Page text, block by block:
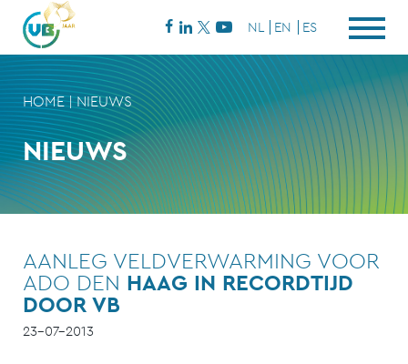
NL EN ES
NIEUWS
HOME|NIEUWS
AANLEG VELDVERWARMING VOOR
ADO DEN HAAG IN RECORDTIJD
DOOR VB
23-07-2013